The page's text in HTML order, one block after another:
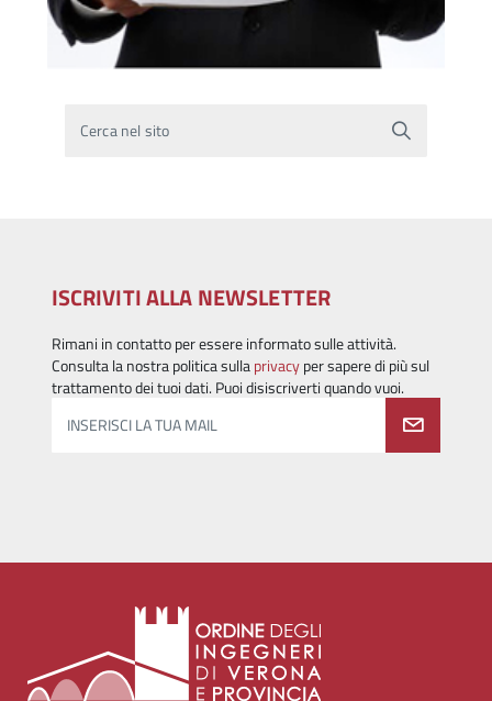
Cerca nel sito
ISCRIVITI ALLA NEWSLETTER
Rimani in contatto per essere informato sulle attività.
Consulta la nostra politica sullaprivacyper sapere di più sul
trattamento dei tuoi dati. Puoi disiscriverti quando vuoi.
INSERISCI LA TUA MAIL